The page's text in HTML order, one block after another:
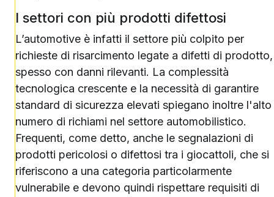
I settori con più prodotti difettosi
L’automotive è infatti il settore più colpito per
richieste di risarcimento legate a difetti di prodotto,
spesso con danni rilevanti. La complessità
tecnologica crescente e la necessità di garantire
standard di sicurezza elevati spiegano inoltre l'alto
numero di richiami nel settore automobilistico.
Frequenti, come detto, anche le segnalazioni di
prodotti pericolosi o difettosi tra i giocattoli, che si
riferiscono a una categoria particolarmente
vulnerabile e devono quindi rispettare requisiti di